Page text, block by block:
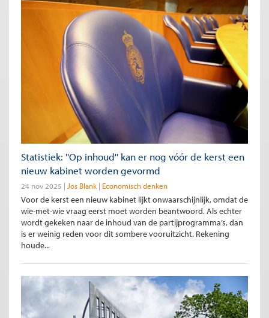
Statistiek: ''Op inhoud'' kan er nog vóór de kerst een
nieuw kabinet worden gevormd
24 nov 2025 Jos Blank Economisch denken
Voor de kerst een nieuw kabinet lijkt onwaarschijnlijk, omdat de
wie-met-wie vraag eerst moet worden beantwoord. Als echter
wordt gekeken naar de inhoud van de partijprogramma’s, dan
is er weinig reden voor dit sombere vooruitzicht. Rekening
houde...